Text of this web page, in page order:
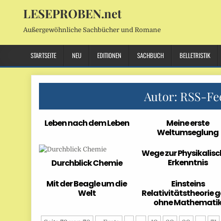
LESEPROBEN.net
Außergewöhnliche Sachbücher und Romane
STARTSEITE NEU EDITIONEN SACHBUCH BELLETRISTIK
Autor: RSS-
Leben nach dem Leben
Meine erste
Weltumseglung
Durchblick Chemie
Wege zur
Erkenntnis
Mit der Beagle um die
Welt
Einsteins
Relativitätstheorie
ohne